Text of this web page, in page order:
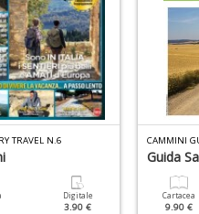
TRAVEL N.6
Digitale
3.90 €
CAMMINI
Guida
Cartacea
9.90 €